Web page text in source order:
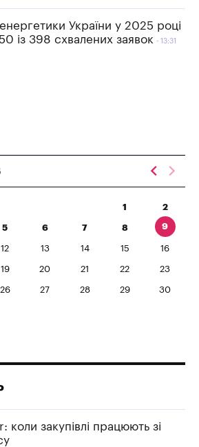
України у 2025 році
із 398 схвалених заявок
13:31
1 2
5 6 7 8 9
12 13 14 15 16
19 20 21 22 23
26 27 28 29 30
коли закупівлі працюють зі